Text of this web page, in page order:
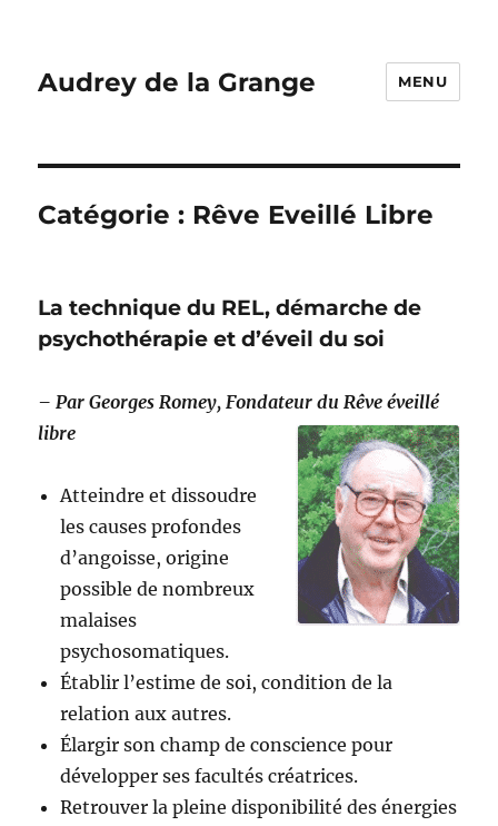
Audrey de la Grange MENU
Catégorie : Rêve Eveillé Libre
La technique du REL, démarche de
psychothérapie et d’éveil du soi
– Par Georges Romey, Fondateur du Rêve éveillé
libre
Atteindre et dissoudre
les causes profondes
d’angoisse, origine
possible de nombreux
malaises
psychosomatiques.
Établir l’estime de soi, condition de la
relation aux autres.
Élargir son champ de conscience pour
développer ses facultés créatrices.
Retrouver la pleine disponibilité des énergies